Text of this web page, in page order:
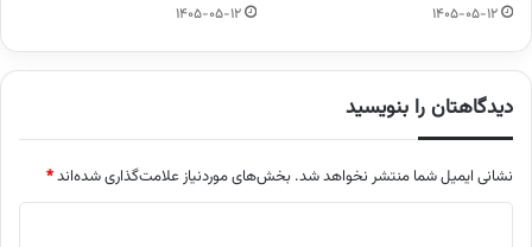
1405-05-12
1405-05-12
دیدگاهتان را بنویسید
نشانی ایمیل شما منتشر نخواهد شد. بخش‌های موردنیاز علامت‌گذاری شده‌اند*